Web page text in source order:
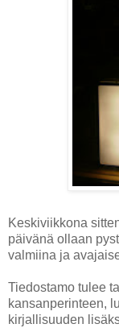
Keskiviikkona
päivänä ollaan
valmiina ja
Tiedostamo tulee
kansanperinteen,
kirjallisuuden